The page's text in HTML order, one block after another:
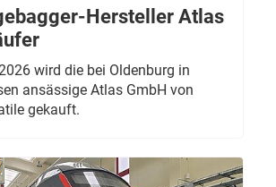
Hersteller Atlas
wird die bei Oldenburg in
ansässige Atlas GmbH von
gekauft.